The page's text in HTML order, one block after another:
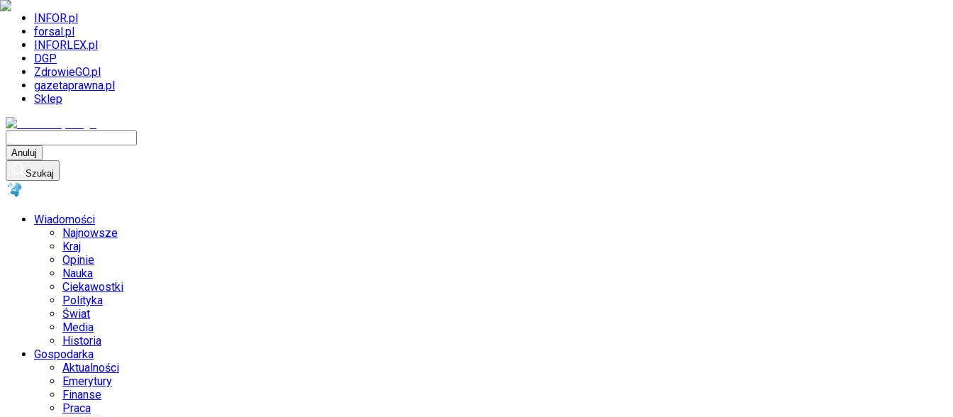
INFOR.pl
forsal.pl
INFORLEX.pl
DGP
ZdrowieGO.pl
gazetaprawna.pl
Sklep
Anuluj
Szukaj
Wiadomości
Najnowsze
Kraj
Opinie
Nauka
Ciekawostki
Polityka
Świat
Media
Historia
Gospodarka
Aktualności
Emerytury
Finanse
Praca